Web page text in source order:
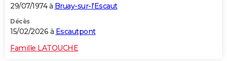
29/07/1974 à Bruay-sur-l'Escaut
Décès
15/02/2026 à Escautpont
Famille LATOUCHE